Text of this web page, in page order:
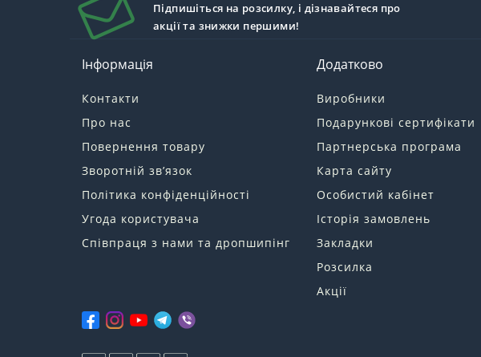
Підпишіться на розсилку, і дізнавайтеся про
акції та знижки першими!
Інформація
Контакти
Про нас
Повернення товару
Зворотній зв’язок
Політика конфіденційності
Угода користувача
Співпраця з нами та дропшипінг
Додатково
Виробники
Подарункові сертифікати
Партнерська програма
Карта сайту
Особистий кабінет
Історія замовлень
Закладки
Розсилка
Акції